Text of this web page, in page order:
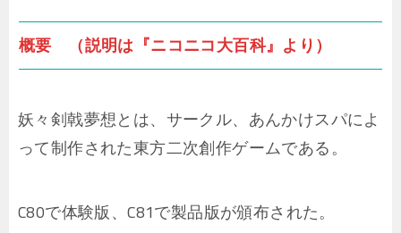
概要 （説明は『ニコニコ大百科』より）
妖々剣戟夢想とは、サークル、あんかけスパによ
って制作された東方二次創作ゲームである。
C80で体験版、C81で製品版が頒布された。